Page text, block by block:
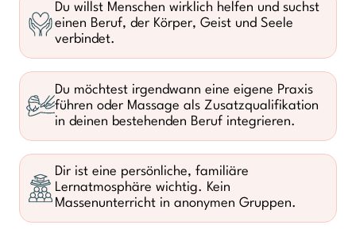
Du willst Menschen wirklich helfen und suchst
einen Beruf, der Körper, Geist und Seele
verbindet.
Du möchtest irgendwann eine eigene Praxis
führen oder Massage als Zusatzqualifikation
in deinen bestehenden Beruf integrieren.
Dir ist eine persönliche, familiäre
Lernatmosphäre wichtig. Kein
Massenunterricht in anonymen Gruppen.